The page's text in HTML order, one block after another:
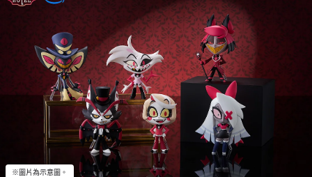
※圖片為示意圖。